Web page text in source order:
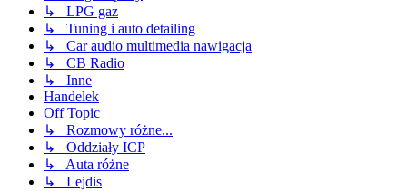
↳ LPG gaz
↳ Tuning i auto detailing
↳ Car audio multimedia nawigacja
↳ CB Radio
↳ Inne
Handelek
Off Topic
↳ Rozmowy różne...
↳ Oddziały ICP
↳ Auta różne
↳ Lejdis